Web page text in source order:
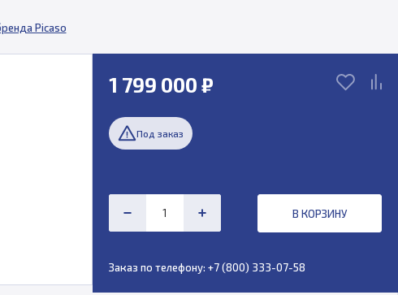
Picaso
1 799 000 ₽
Под заказ
В КОРЗИНУ
Заказ по телефону: +7 (800) 333-07-58